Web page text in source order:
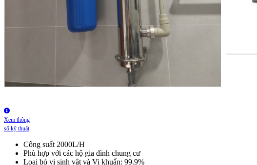
Xem thông
số kỹ thuật
Công suất 2000L/H
Phù hợp với các hộ gia đình chung cư
Loại bỏ vi sinh vật và Vi khuẩn: 99.9%